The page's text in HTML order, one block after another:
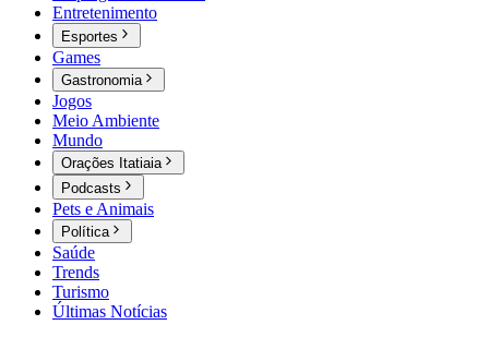
Entretenimento
Esportes
Games
Gastronomia
Jogos
Meio Ambiente
Mundo
Orações Itatiaia
Podcasts
Pets e Animais
Política
Saúde
Trends
Turismo
Últimas Notícias